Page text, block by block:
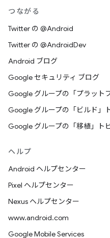
つながる
Twitter の @Android
Twitter の @AndroidDev
Android ブログ
Google セキュリティ ブログ
Google グループの「プラット
Google グループの「ビルド」
Google グループの「移植」ト
ヘルプ
Android ヘルプセンター
Pixel ヘルプセンター
Nexus ヘルプセンター
www.android.com
Google Mobile Services